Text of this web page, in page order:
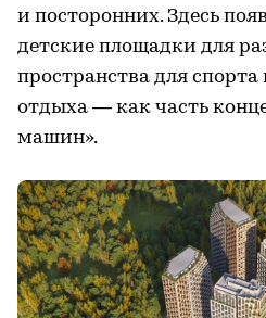
и посторонних. Здесь
детские площадки для
пространства для спорта
отдыха — как часть
машин».